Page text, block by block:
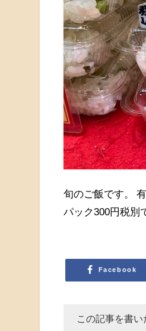
旬のご飯です。
パック300円税別
Facebook
この記事を書い